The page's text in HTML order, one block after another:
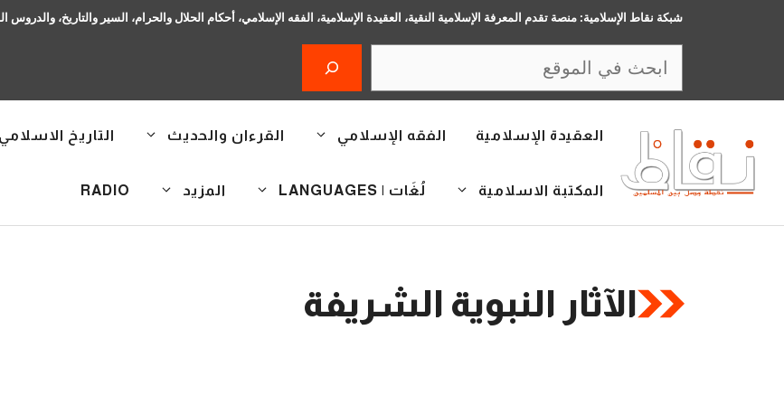
شبكة نقاط الإسلامية: منصة تقدم المعرفة الإسلامية النقية، العقيدة الإسلامية، الفقه الإسلامي، أحكام الحلال والحرام، السير والتاريخ، والدروس
العقيدة الإسلامية الفقه الإسلامي القرءان والحديث التاريخ الاسلامي
المكتبة الاسلامية لُغَات | LANGUAGES المزيد RADIO
الآثار النبوية الشريفة